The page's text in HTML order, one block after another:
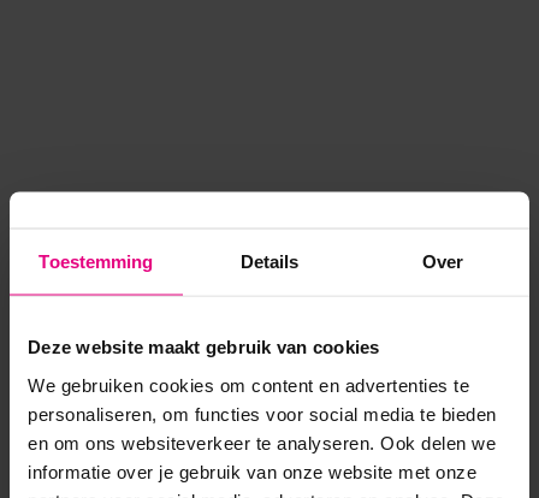
Toestemming Details Over
Deze website maakt gebruik van cookies
We gebruiken cookies om content en advertenties te
personaliseren, om functies voor social media te bieden
en om ons websiteverkeer te analyseren. Ook delen we
informatie over je gebruik van onze website met onze